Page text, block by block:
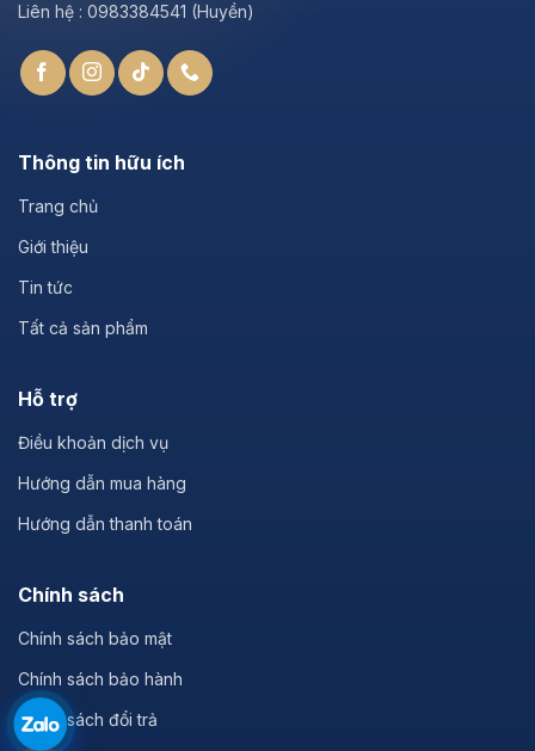
Liên hệ : 0983384541 (Huyền)
Thông tin hữu ích
Trang chủ
Giới thiệu
Tin tức
Tất cả sản phẩm
Hỗ trợ
Điều khoản dịch vụ
Hướng dẫn mua hàng
Hướng dẫn thanh toán
Chính sách
Chính sách bảo mật
Chính sách bảo hành
Chính sách đổi trả